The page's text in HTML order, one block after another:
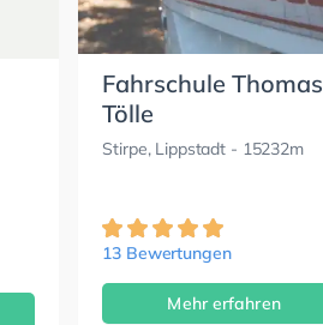
Fahrschule Thomas
Tölle
Stirpe, Lippstadt - 15232m
13 Bewertungen
Mehr erfahren